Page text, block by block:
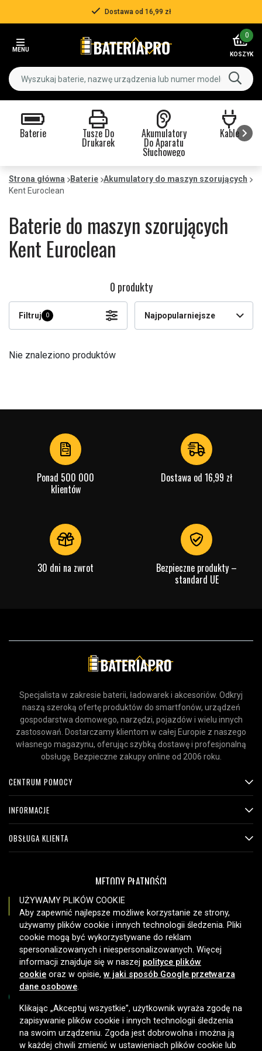
Dostawa od 16,99 zł
MENU
0
KOSZYK
Baterie Tusze Do
Drukarek
Akumulatory
Do Aparatu
Słuchowego
Kable
Strona główna Baterie Akumulatory do maszyn szorujących
Kent Euroclean
Baterie do maszyn szorujących
Kent Euroclean
0 produkty
Filtruj 0 Najpopularniejsze
Nie znaleziono produktów
Ponad 500 000
klientów
Dostawa od 16,99 zł
30 dni na zwrot
Bezpieczne produkty –
standard UE
Specjalista w zakresie baterii, ładowarek i akcesoriów. Odkryj
naszą szeroką ofertę produktów do smartfonów, urządzeń
gospodarstwa domowego, narzędzi, pojazdów i wielu innych
zastosowań. Dostarczamy klientom w całej Europie z naszego
własnego magazynu, oferując szybką dostawę i profesjonalną
obsługę. Bezpieczne zakupy online od 2006 roku.
CENTRUM POMOCY
INFORMACJE
OBSŁUGA KLIENTA
METODY PŁATNOŚCI
OPCJE DOSTAWY
Copyright © 2026, Spares Nordic AB
UŻYWAMY PLIKÓW COOKIE
Aby zapewnić najlepsze możliwe korzystanie ze strony,
używamy plików cookie i innych technologii śledzenia. Pliki
cookie mogą być wykorzystywane do reklam
spersonalizowanych i niespersonalizowanych. Więcej
informacji znajduje się w naszej polityce plików
cookie oraz w opisie, w jaki sposób Google przetwarza
dane osobowe.
Klikając „Akceptuj wszystkie”, użytkownik wyraża zgodę na
zapisywanie plików cookie i innych technologii śledzenia
na swoim urządzeniu. Zgoda jest dobrowolna i można ją
w każdej chwili zmienić w ustawieniach plików cookie lub